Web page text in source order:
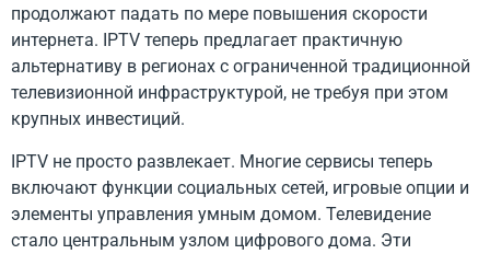
продолжают падать по мере повышения скорости
интернета. IPTV теперь предлагает практичную
альтернативу в регионах с ограниченной традиционной
телевизионной инфраструктурой, не требуя при этом
крупных инвестиций.
IPTV не просто развлекает. Многие сервисы теперь
включают функции социальных сетей, игровые опции и
элементы управления умным домом. Телевидение
стало центральным узлом цифрового дома. Эти